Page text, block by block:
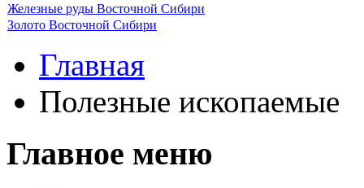
Железные руды Восточной Сибири
Золото Восточной Сибири
Главная
Полезные ископаемые
Главное меню